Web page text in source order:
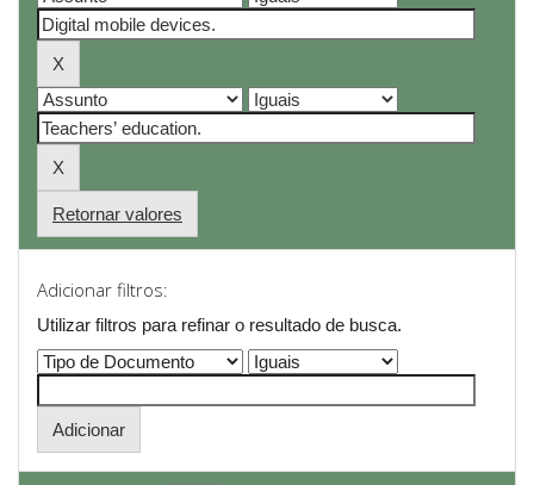
Retornar valores
Adicionar filtros:
Utilizar filtros para refinar o resultado de busca.